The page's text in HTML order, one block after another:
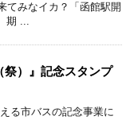
てみなイカ？「函館駅開
期 ...
祭）』記念スタンプ
る市バスの記念事業に